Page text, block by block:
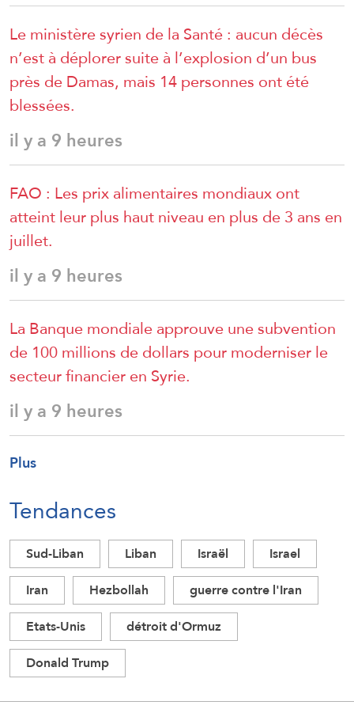
Le ministère syrien de la Santé : aucun décès
n’est à déplorer suite à l’explosion d’un bus
près de Damas, mais 14 personnes ont été
blessées.
il y a 9 heures
FAO : Les prix alimentaires mondiaux ont
atteint leur plus haut niveau en plus de 3 ans en
juillet.
il y a 9 heures
La Banque mondiale approuve une subvention
de 100 millions de dollars pour moderniser le
secteur financier en Syrie.
il y a 9 heures
Plus
Tendances
Sud-Liban Liban Israël
Israel
Iran
Hezbollah
guerre contre l'Iran
Etats-Unis
détroit d'Ormuz
Donald Trump